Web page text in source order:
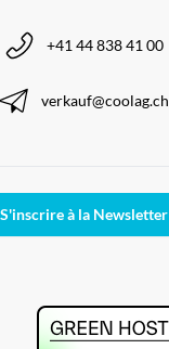
+41 44 838 41 00
verkauf@coolag.ch
S'inscrire à la Newsletter